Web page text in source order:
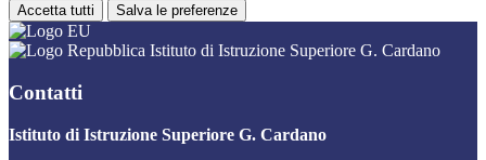
Accetta tutti Salva le preferenze
Istituto di Istruzione Superiore G. Cardano
Contatti
Istituto di Istruzione Superiore G. Cardano